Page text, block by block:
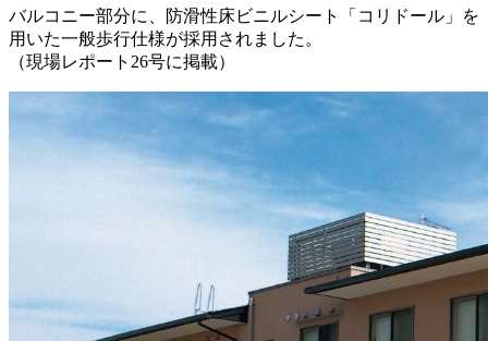
バルコニー部分に、防滑性床ビニルシート「コリドール」を
用いた一般歩行仕様が採用されました。
（現場レポート26号に掲載）